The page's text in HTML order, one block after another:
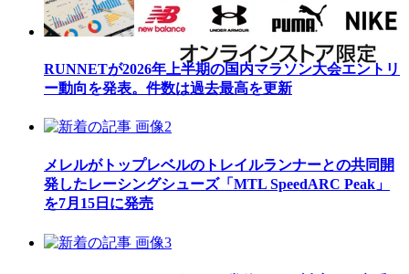
RUNNETが2026年上半期の国内マラソン大会エントリ
ー動向を発表。件数は過去最高を更新
メレルがトップレベルのトレイルランナーとの共同開
発したレーシングシューズ「MTL SpeedARC Peak」
を7月15日に発売